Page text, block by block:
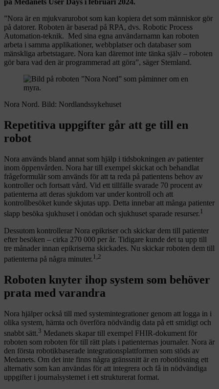
på Medanets User Days i februari 2024.
”Nora är en mjukvarurobot som kan kopiera det som människor gör
på datorer. Roboten är baserad på RPA, dvs. Robotic Process
Automation-teknik. Med sina egna användarnamn kan roboten
arbeta i samma applikationer, webbplatser och databaser som
mänskliga arbetstagare. Nora kan däremot inte tänka själv – roboten
gör bara vad den är programmerad att göra”, säger Stemland.
Nora Nord. Bild: Nordlandssykehuset
Repetitiva uppgifter går att ge till en
robot
Nora används bland annat som hjälp i tidsbokningen av patienter
inom öppenvården. Nora har till exempel skickat och behandlat
frågeformulär som används för att ta reda på patientens behov av
kontroller och fortsatt vård. Vid ett tillfälle svarade 70 procent av
patienterna att deras sjukdom var under kontroll och att
kontrollbesöket kunde skjutas upp. Detta innebar att många patienter
slapp besöka sjukhuset i onödan och sjukhuset sparade resurser.1
Dessutom kontrollerar Nora epikriser och skickar dem till patienter
efter besöken – cirka 270 000 per år. Tidigare kunde det ta upp till
tre månader innan epikriserna skickades. Nu skickar roboten dem till
patienterna på några minuter.1,2
Roboten knyter ihop system som behöver
prata med varandra
Nora hjälper också till med systemintegrationer genom att logga in i
olika system, hämta och överföra nödvändig data på ett smidigt och
snabbt sätt.3 Medanets skapar till exempel FHIR-dokument för
roboten som roboten för till rätt plats i patienternas journaler. Nora är
den första robotikbaserade integrationsplattformen som stöds av
Medanets. Om det inte finns några gränssnitt är en robotlösning ett
alternativ som kan användas för att integrera och få in nödvändiga
uppgifter i journalsystemet i ett strukturerat format.